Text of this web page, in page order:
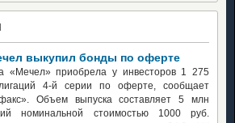
выкупил бонды по оферте
«Мечел» приобрела у инвесторов 1 275
4-й серии по оферте, сообщает
Объем выпуска составляет 5 млн
номинальной стоимостью 1000 руб.